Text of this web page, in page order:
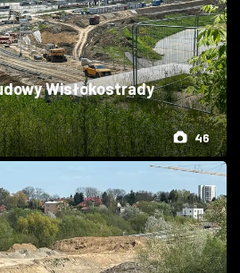
Wisłokostrady
46